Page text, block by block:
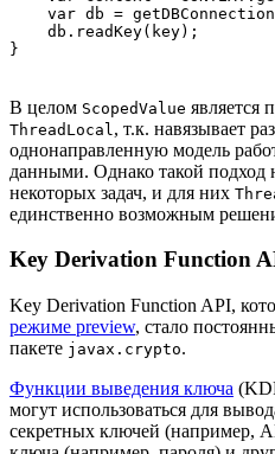
var db =
    db.readKey(key);
В целом ScopedValue является
ThreadLocal , т.к. навязывает
однонаправленную модель
данными. Однако такой подход
некоторых задач, и для них
единственно возможным
Key Derivation Function
Key Derivation Function API,
режиме preview, стало
пакете javax.crypto.
Функции выведения ключа
могут использоваться для
секретных ключей (например,